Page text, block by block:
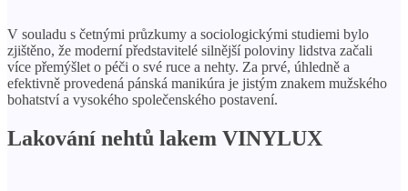
V souladu s četnými průzkumy a sociologickými studiemi bylo
zjištěno, že moderní představitelé silnější poloviny lidstva začali
více přemýšlet o péči o své ruce a nehty. Za prvé, úhledně a
efektivně provedená pánská manikúra je jistým znakem mužského
bohatství a vysokého společenského postavení.
Lakování nehtů lakem VINYLUX